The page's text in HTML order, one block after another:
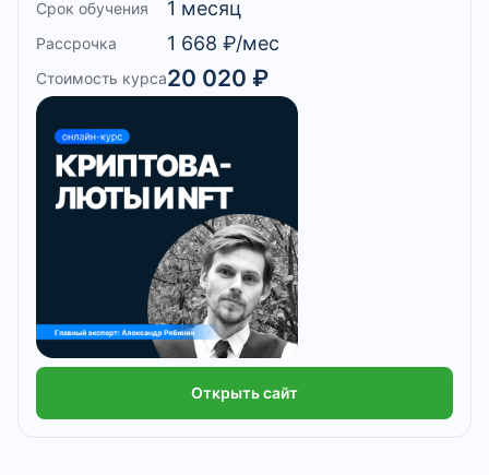
Срок обучения 1 месяц
Рассрочка 1 668 ₽/мес
Стоимость курса20 020 ₽
Открыть сайт